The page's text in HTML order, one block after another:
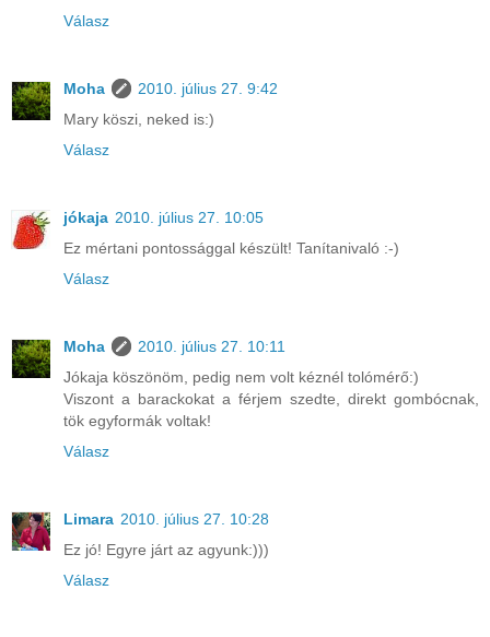
Válasz
Moha
2010. július 27. 9:42
Mary köszi, neked is:)
Válasz
jókaja 2010. július 27. 10:05
Ez mértani pontossággal készült! Tanítanivaló :-)
Válasz
Moha
2010. július 27. 10:11
Jókaja köszönöm, pedig nem volt kéznél tolómérő:)
Viszont a barackokat a férjem szedte, direkt gombócnak,
tök egyformák voltak!
Válasz
Limara 2010. július 27. 10:28
Ez jó! Egyre járt az agyunk:)))
Válasz